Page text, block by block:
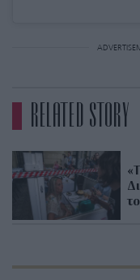
RELATED STORY